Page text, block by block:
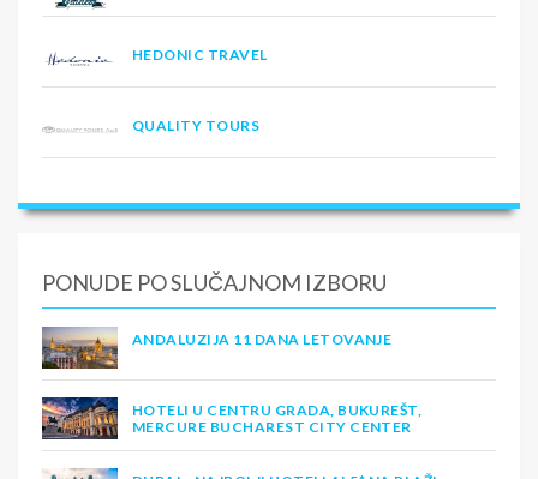
HEDONIC TRAVEL
QUALITY TOURS
PONUDE PO SLUČAJNOM IZBORU
ANDALUZIJA 11 DANA LETOVANJE
HOTELI U CENTRU GRADA, BUKUREŠT,
MERCURE BUCHAREST CITY CENTER